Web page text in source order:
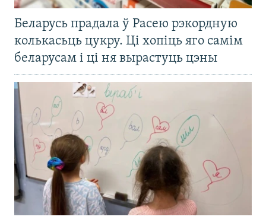
Беларусь прадала ў Расею рэкордную
колькасьць цукру. Ці хопіць яго самім
беларусам і ці ня вырастуць цэны